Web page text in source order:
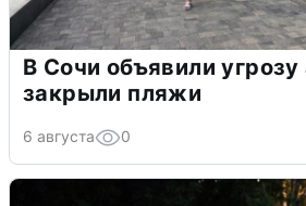
В Сочи объявили
закрыли пляжи
6 августа 0